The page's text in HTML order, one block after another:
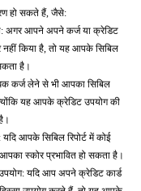
हो सकते हैं, जैसे:
अगर आपने अपने कर्ज या क्रेडिट
नहीं किया है, तो यह आपके सिबिल
है।
कर्ज लेने से भी आपका सिबिल
यह आपके क्रेडिट उपयोग की
यदि आपके सिबिल रिपोर्ट में कोई
स्कोर प्रभावित हो सकता है।
यदि आप अपने क्रेडिट कार्ड